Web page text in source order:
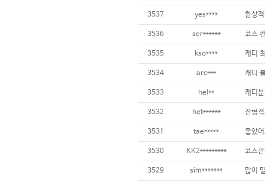
3537 yes****
3536 ser****** 코스
3535 kso****
3534 arc***
3533 hel**
3532 het******
3531 tae*****
3530 KK2*********
3529 sim*******